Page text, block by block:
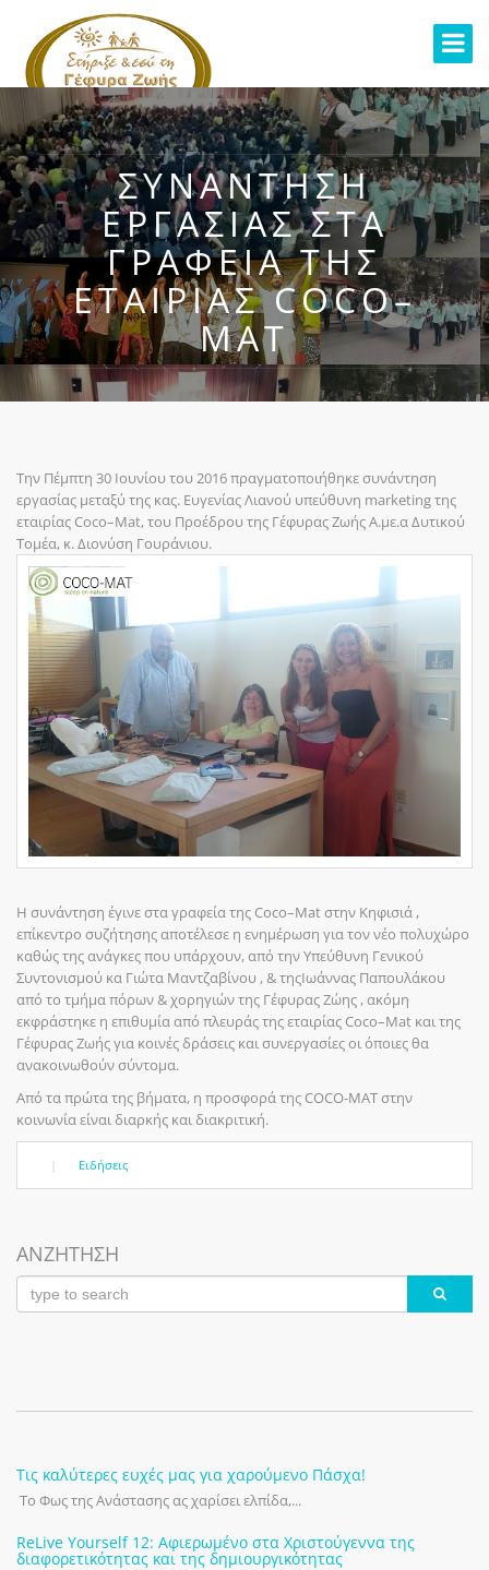
ΣΥΝΆΝΤΗΣΗ
ΕΡΓΑΣΊΑΣ ΣΤΑ
ΓΡΑΦΕΊΑ ΤΗΣ
ΕΤΑΙΡΊΑΣ COCO–
MAT
Την Πέμπτη 30 Ιουνίου του 2016 πραγματοποιήθηκε συνάντηση
εργασίας μεταξύ της κας. Ευγενίας Λιανού υπεύθυνη marketing της
εταιρίας Coco–Mat, του Προέδρου της Γέφυρας Ζωής Α.με.α Δυτικού
Τομέα, κ. Διονύση Γουράνιου.
Η συνάντηση έγινε στα γραφεία της Coco–Mat στην Κηφισιά ,
επίκεντρο συζήτησης αποτέλεσε η ενημέρωση για τον νέο πολυχώρο
καθώς της ανάγκες που υπάρχουν, από την Υπεύθυνη Γενικού
Συντονισμού κα Γιώτα Μαντζαβίνου , & τηςΙωάννας Παπουλάκου
από το τμήμα πόρων & χορηγιών της Γέφυρας Ζώης , ακόμη
εκφράστηκε η επιθυμία από πλευράς της εταιρίας Coco–Mat και της
Γέφυρας Ζωής για κοινές δράσεις και συνεργασίες οι όποιες θα
ανακοινωθούν σύντομα.
Από τα πρώτα της βήματα, η προσφορά της COCO-MAT στην
κοινωνία είναι διαρκής και διακριτική.
Ειδήσεις
ΑΝΖΗΤΗΣΗ
Τις καλύτερες ευχές μας για χαρούμενο Πάσχα!
Το Φως της Ανάστασης ας χαρίσει ελπίδα,...
ReLive Yourself 12: Αφιερωμένο στα Χριστούγεννα της
διαφορετικότητας και της δημιουργικότητας